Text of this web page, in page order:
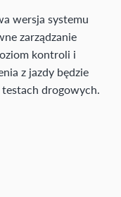
wersja systemu
zarządzanie
kontroli i
z jazdy będzie
drogowych.